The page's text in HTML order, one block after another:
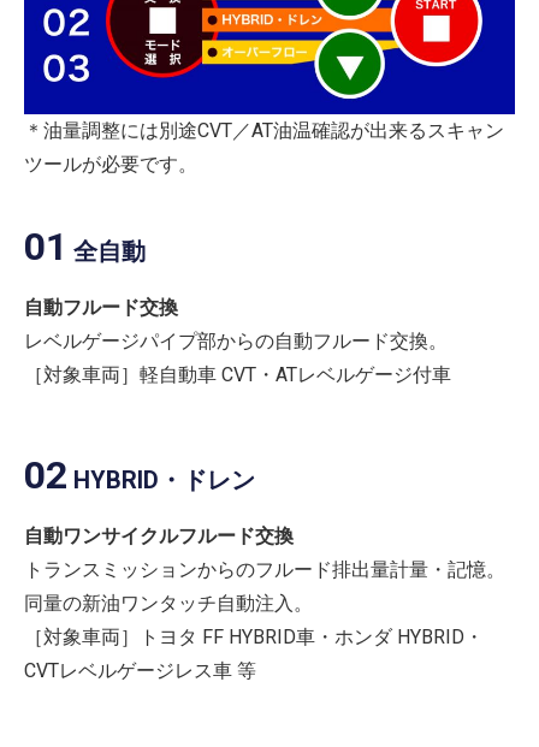
＊油量調整には別途CVT／AT油温確認が出来るスキャン
ツールが必要です。
01 全自動
自動フルード交換
レベルゲージパイプ部からの自動フルード交換。
［対象車両］軽自動車 CVT・ATレベルゲージ付車
02 HYBRID・ドレン
自動ワンサイクルフルード交換
トランスミッションからのフルード排出量計量・記憶。
同量の新油ワンタッチ自動注入。
［対象車両］トヨタ FF HYBRID車・ホンダ HYBRID・
CVTレベルゲージレス車 等